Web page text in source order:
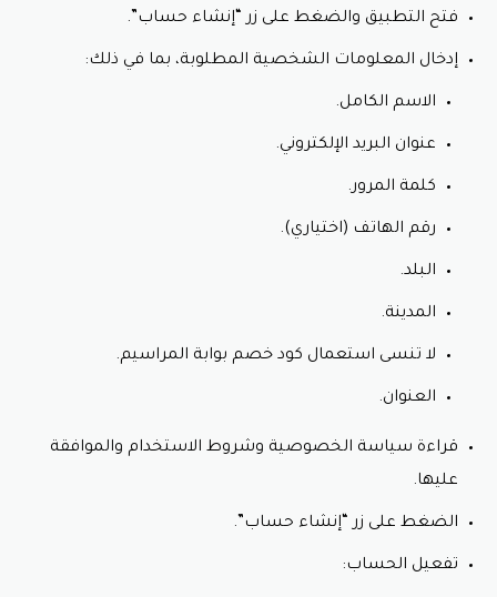
فتح التطبيق والضغط على زر “إنشاء حساب”.
إدخال المعلومات الشخصية المطلوبة، بما في ذلك:
الاسم الكامل.
عنوان البريد الإلكتروني.
كلمة المرور.
رقم الهاتف (اختياري).
البلد.
المدينة.
لا تنسى استعمال كود خصم بوابة المراسيم.
العنوان.
قراءة سياسة الخصوصية وشروط الاستخدام والموافقة
عليها.
الضغط على زر “إنشاء حساب”.
تفعيل الحساب: